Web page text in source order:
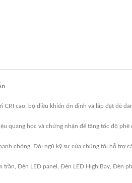
cao, bộ điều khiển ổn định và lắp đặt dễ
quang học và chứng nhận để tăng tốc độ phê
chóng. Đội ngũ kỹ sư của chúng tôi hỗ trợ
trần Đèn LED panel Đèn LED High Bay Đèn